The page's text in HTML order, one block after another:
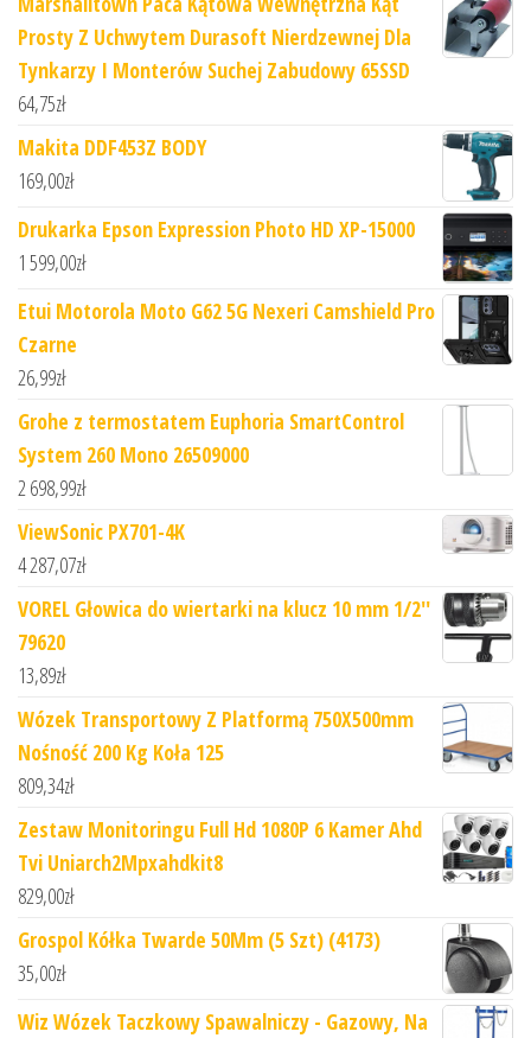
Prosty Z Uchwytem Durasoft Nierdzewnej Dla
Tynkarzy I Monterów Suchej Zabudowy 65SSD
64,75zł
Makita DDF453Z BODY
169,00zł
Drukarka Epson Expression Photo HD XP-15000
1 599,00zł
Etui Motorola Moto G62 5G Nexeri Camshield Pro
Czarne
26,99zł
Grohe z termostatem Euphoria SmartControl
System 260 Mono 26509000
2 698,99zł
ViewSonic PX701-4K
4 287,07zł
VOREL Głowica do wiertarki na klucz 10 mm 1/2''
79620
13,89zł
Wózek Transportowy Z Platformą 750X500mm
Nośność 200 Kg Koła 125
809,34zł
Zestaw Monitoringu Full Hd 1080P 6 Kamer Ahd
Tvi Uniarch2Mpxahdkit8
829,00zł
Grospol Kółka Twarde 50Mm (5 Szt) (4173)
35,00zł
Wiz Wózek Taczkowy Spawalniczy - Gazowy, Na